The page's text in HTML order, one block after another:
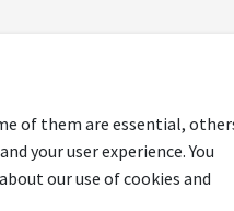
of them are essential,
your user experience. You
our use of cookies and